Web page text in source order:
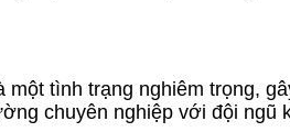
một tình trạng nghiêm trọng,
chuyên nghiệp với đội ngũ